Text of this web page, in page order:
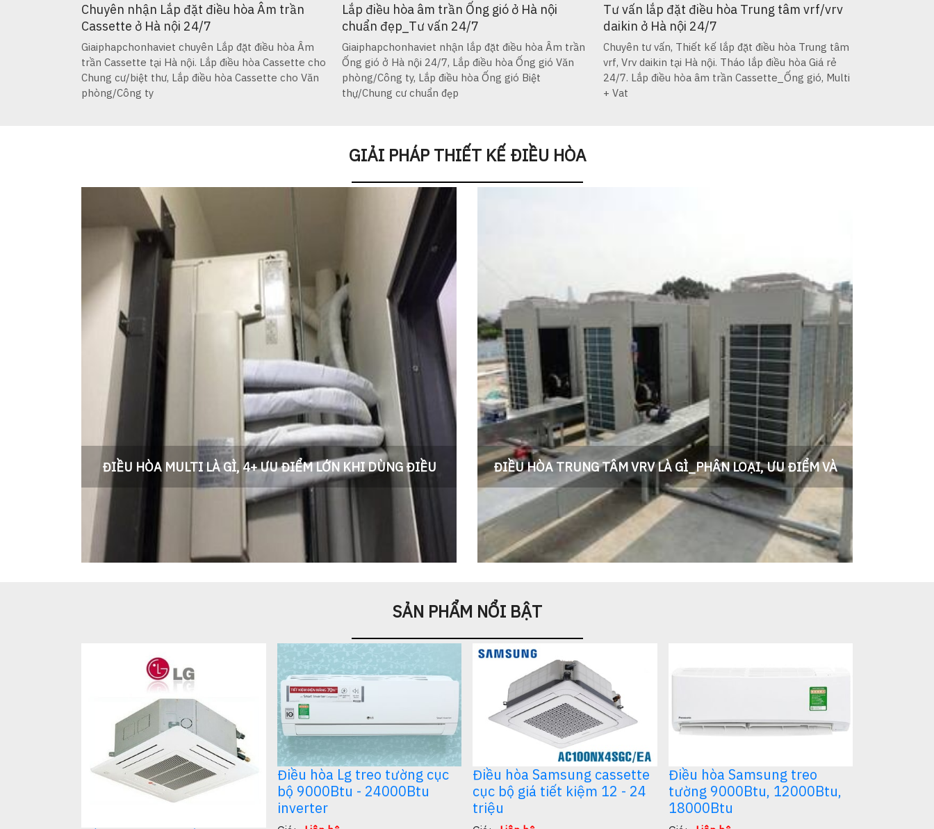
Chuyên nhận Lắp đặt điều hòa Âm trần
Cassette ở Hà nội 24/7
Giaiphapchonhaviet chuyên Lắp đặt điều hòa Âm
trần Cassette tại Hà nội. Lắp điều hòa Cassette cho
Chung cư/biệt thư, Lắp điều hòa Cassette cho Văn
phòng/Công ty
Lắp điều hòa âm trần Ống gió ở Hà nội
chuẩn đẹp_Tư vấn 24/7
Giaiphapchonhaviet nhận lắp đặt điều hòa Âm trần
Ống gió ở Hà nội 24/7, Lắp điều hòa Ống gió Văn
phòng/Công ty, Lắp điều hòa Ống gió Biệt
thự/Chung cư chuẩn đẹp
Tư vấn lắp đặt điều hòa Trung tâm vrf/vrv
daikin ở Hà nội 24/7
Chuyên tư vấn, Thiết kế lắp đặt điều hòa Trung tâm
vrf, Vrv daikin tại Hà nội. Tháo lắp điều hòa Giá rẻ
24/7. Lắp điều hòa âm trần Cassette_Ống gió, Multi
+ Vat
GIẢI PHÁP THIẾT KẾ ĐIỀU HÒA
ĐIỀU HÒA MULTI LÀ GÌ, 4+ ƯU ĐIỂM LỚN KHI DÙNG ĐIỀU
HÒA MULTI
Điều hòa Multi là gì, Ưu điểm của điều hòa multi. Tháo lắp điều hòa_Lắp
đặt điều hòa Multi cho Chung cư tại Hà nội 24/7. Lắp điều hòa Phòng
khách, Phòng ngủ/bếp
ĐIỀU HÒA TRUNG TÂM VRV LÀ GÌ_PHÂN LOẠI, ƯU ĐIỂM VÀ
ỨNG DỤNG
Điều hòa Trung tâm Vrv là gì, Phân loại điều hòa Vrv daikin/Mitsubishi. Tư
Vấn Thiết kế lắp đặt điều hòa Trung tâm uy tín 24/7. Công ty tháo lắp
điều hòa Hà nội
SẢN PHẨM NỔI BẬT
Điều hòa Lg treo tường cục
bộ 9000Btu - 24000Btu
inverter
Điều hòa Samsung cassette
cục bộ giá tiết kiệm 12 - 24
triệu
Điều hòa Samsung treo
tường 9000Btu, 12000Btu,
18000Btu